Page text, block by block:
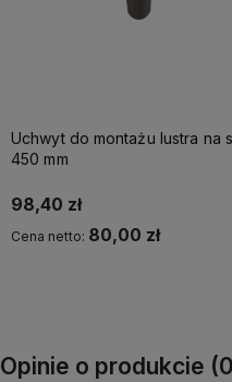
Uchwyt do montażu lustra na
450 mm
98,40 zł
Cena netto: 80,00 zł
Opinie o produkcie